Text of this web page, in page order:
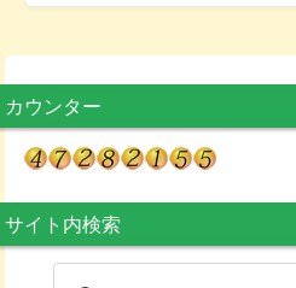
カウンター
サイト内検索